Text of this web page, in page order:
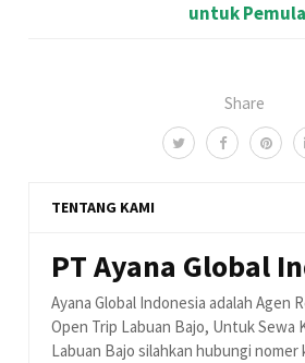
Share
untuk Pemula
TENTANG KAMI
PT Ayana Global
Ayana Global Indonesia adalah Agen
Open Trip Labuan Bajo, Untuk Sewa
Labuan Bajo silahkan hubungi nomer